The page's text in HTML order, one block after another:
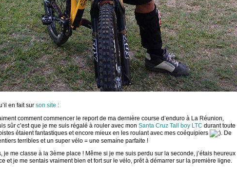
en fait sur son site :
comment commencer le report de ma dernière course d’enduro à La Réunion,
sûr c’est que je me suis régalé à rouler avec mon Santa Cruz Tall boy LTC durant toute
étaient fantastiques et encore mieux en les roulant avec mes coéquipiers
. De
terribles et un super vélo = une semaine parfaite !
je me classe à la 3ème place ! Même si je me suis perdu sur la seconde, j’étais heureux
et je me sentais vraiment bien et fort sur le vélo, prêt à démarrer sur la première ligne.